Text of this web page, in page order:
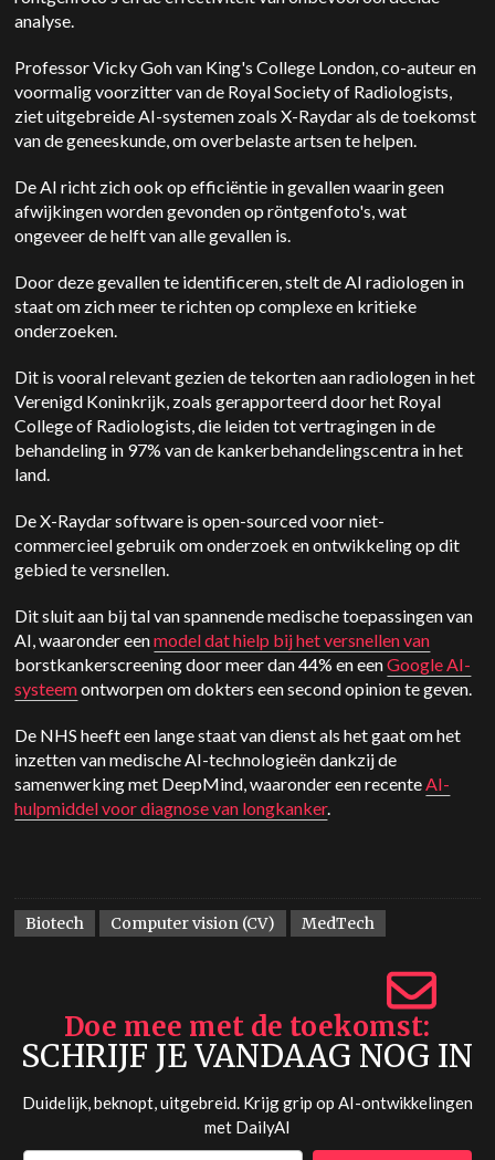
analyse.
Professor Vicky Goh van King's College London, co-auteur en
voormalig voorzitter van de Royal Society of Radiologists,
ziet uitgebreide AI-systemen zoals X-Raydar als de toekomst
van de geneeskunde, om overbelaste artsen te helpen.
De AI richt zich ook op efficiëntie in gevallen waarin geen
afwijkingen worden gevonden op röntgenfoto's, wat
ongeveer de helft van alle gevallen is.
Door deze gevallen te identificeren, stelt de AI radiologen in
staat om zich meer te richten op complexe en kritieke
onderzoeken.
Dit is vooral relevant gezien de tekorten aan radiologen in het
Verenigd Koninkrijk, zoals gerapporteerd door het Royal
College of Radiologists, die leiden tot vertragingen in de
behandeling in 97% van de kankerbehandelingscentra in het
land.
De X-Raydar software is open-sourced voor niet-
commercieel gebruik om onderzoek en ontwikkeling op dit
gebied te versnellen.
Dit sluit aan bij tal van spannende medische toepassingen van
AI, waaronder eenmodel dat hielp bij het versnellen van
borstkankerscreening door meer dan 44% en eenGoogle AI-
systeemontworpen om dokters een second opinion te geven.
De NHS heeft een lange staat van dienst als het gaat om het
inzetten van medische AI-technologieën dankzij de
samenwerking met DeepMind, waaronder een recenteAI-
hulpmiddel voor diagnose van longkanker.
Biotech Computer vision (CV) MedTech
Doe mee met de toekomst
SCHRIJF JE VANDAAG NOG IN
Duidelijk, beknopt, uitgebreid. Krijg grip op AI-ontwikkelingen
met DailyAI